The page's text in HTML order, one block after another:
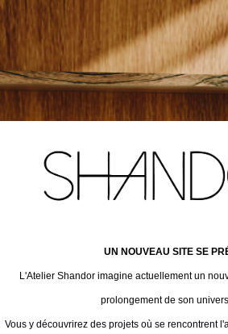
UN NOUVEAU SITE SE
L'Atelier Shandor imagine actuellement un
prolongement de son
Vous y découvrirez des projets où se rencontrent